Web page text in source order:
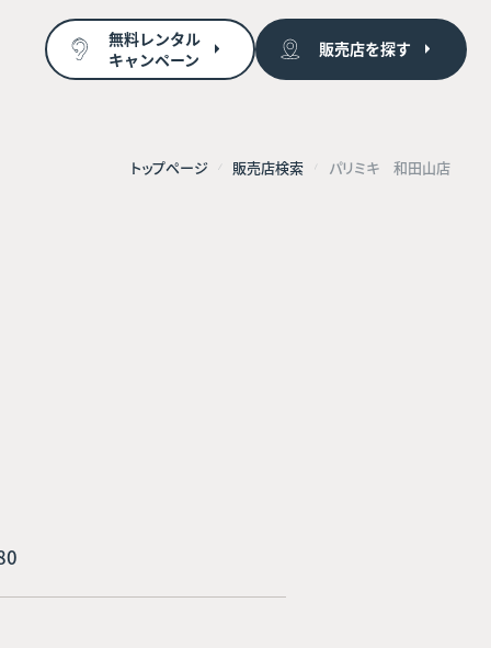
無料レンタル
キャンペーン
販売店を探す
トップページ 販売店検索 パリミキ 和田山店